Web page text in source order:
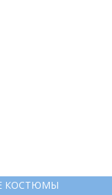
КОСТЮМЫ